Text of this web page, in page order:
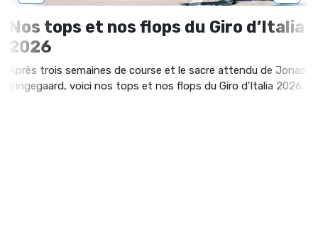
Nos tops et nos flops du Giro d’Italia
2026
Après trois semaines de course et le sacre attendu de Jonas
Vingegaard, voici nos tops et nos flops du Giro d'Italia 2026.